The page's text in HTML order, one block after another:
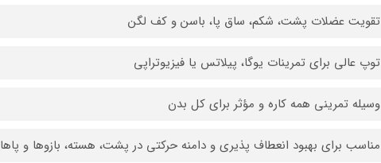
تقویت عضلات پشت، شکم، ساق پا، باسن و کف لگن
توپ عالی برای تمرینات یوگا، پیلاتس یا فیزیوتراپی
وسیله تمرینی همه کاره و مؤثر برای کل بدن
مناسب برای بهبود انعطاف پذیری و دامنه حرکتی در پشت، هسته، بازوها و پاها